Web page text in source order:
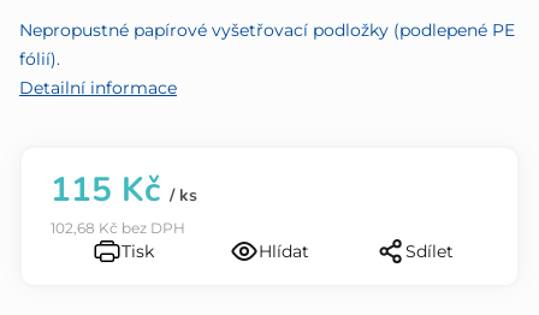
hvězdiček.
Nepropustné papírové vyšetřovací podložky (podlepené PE
fólií).
Detailní informace
115 Kč / ks
102,68 Kč bez DPH
Tisk Hlídat Sdílet